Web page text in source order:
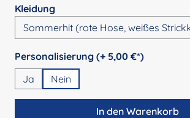
Kleidungauswählen
Personalisierung (+ 5,00 €*)auswählen
Ja
Nein
In den Warenkorb